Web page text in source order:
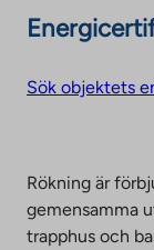
Sök objektets
Rökning är
gemensamma
trapphus och